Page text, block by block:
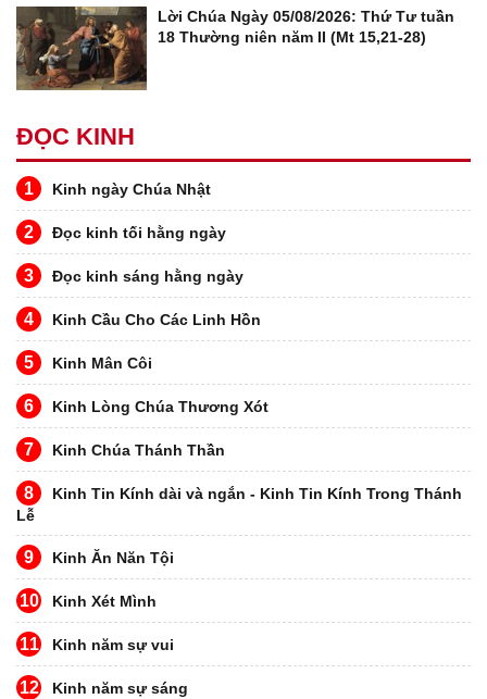
Lời Chúa Ngày 05/08/2026: Thứ Tư tuần
18 Thường niên năm II (Mt 15,21-28)
ĐỌC KINH
1 Kinh ngày Chúa Nhật
2 Đọc kinh tối hằng ngày
3 Đọc kinh sáng hằng ngày
4 Kinh Cầu Cho Các Linh Hồn
5 Kinh Mân Côi
6 Kinh Lòng Chúa Thương Xót
7 Kinh Chúa Thánh Thần
8
Kinh Tin Kính dài và ngắn - Kinh Tin Kính Trong Thánh
Lễ
9 Kinh Ăn Năn Tội
10 Kinh Xét Mình
11 Kinh năm sự vui
12 Kinh năm sự sáng